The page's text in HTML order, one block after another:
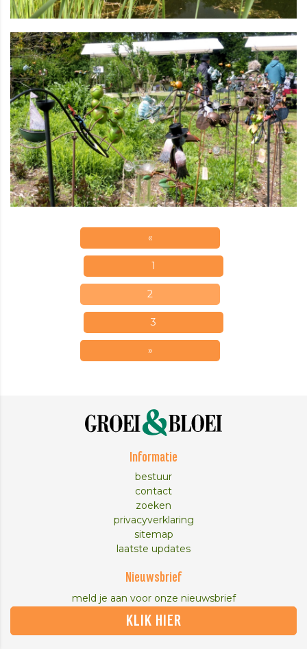
«
1
2
3
»
Informatie
bestuur
contact
zoeken
privacyverklaring
sitemap
laatste updates
Nieuwsbrief
meld je aan voor onze nieuwsbrief
KLIK HIER